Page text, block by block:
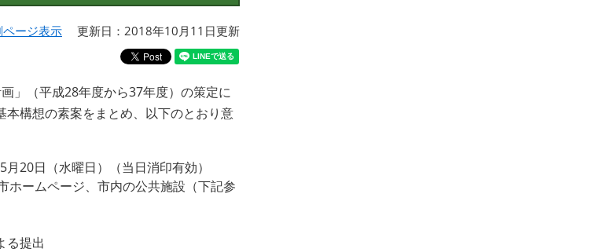
ページ表示 更新日：2018年10月11日更新
」（平成28年度から37年度）の策定に
構想の素案をまとめ、以下のとおり意
20日（水曜日）（当日消印有効）
ホームページ、市内の公共施設（下記参
る提出